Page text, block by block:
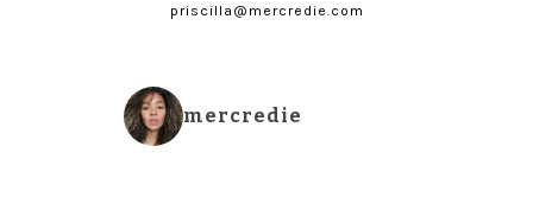
priscilla@mercredie.com
mercredie